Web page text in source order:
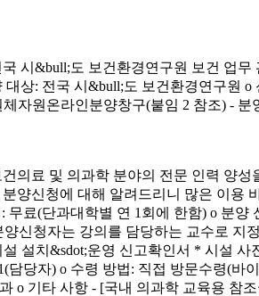
시&bull;도 보건환경연구원 보건 업
상: 전국 시&bull;도 보건환경연구원 o
체자원온라인분양창구(붙임 2 참조) -
의료 및 의과학 분야의 전문 인력 양
양신청에 대해 알려드리니 많은 이용
무료(단과대학별 연 1회에 한함) o 분
신청자는 강의를 담당하는 교수로 지
설치&sdot;운영 신고확인서 * 시설
담당자) o 수령 방법: 직접 방문수령(
o 기타 사항 - [국내 의과학 교육용